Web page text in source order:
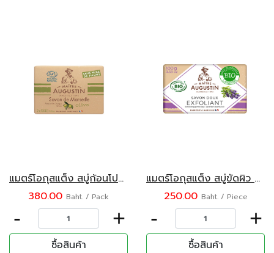
แมตร์โอกุสแต็ง สบู่ก้อนโปรวองซ์ กลิ่นน้ำมันมะกอก 2 x 100 กรัม
380.00 Baht. / Pack
- +
ซื้อสินค้า
แมตร์โอกุสแต็ง สบู่ขัดผิว กลิ่นลาเวนเดอร์ 100 กรัม
250.00 Baht. / Piece
- +
ซื้อสินค้า